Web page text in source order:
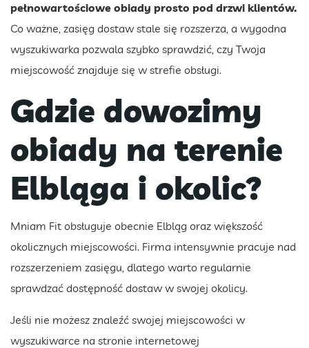
pełnowartościowe obiady prosto pod drzwi klientów.
Co ważne, zasięg dostaw stale się rozszerza, a wygodna
wyszukiwarka pozwala szybko sprawdzić, czy Twoja
miejscowość znajduje się w strefie obsługi.
Gdzie dowozimy
obiady na terenie
Elbląga i okolic?
Mniam Fit obsługuje obecnie Elbląg oraz większość
okolicznych miejscowości. Firma intensywnie pracuje nad
rozszerzeniem zasięgu, dlatego warto regularnie
sprawdzać dostępność dostaw w swojej okolicy.
Jeśli nie możesz znaleźć swojej miejscowości w
wyszukiwarce na stronie internetowej